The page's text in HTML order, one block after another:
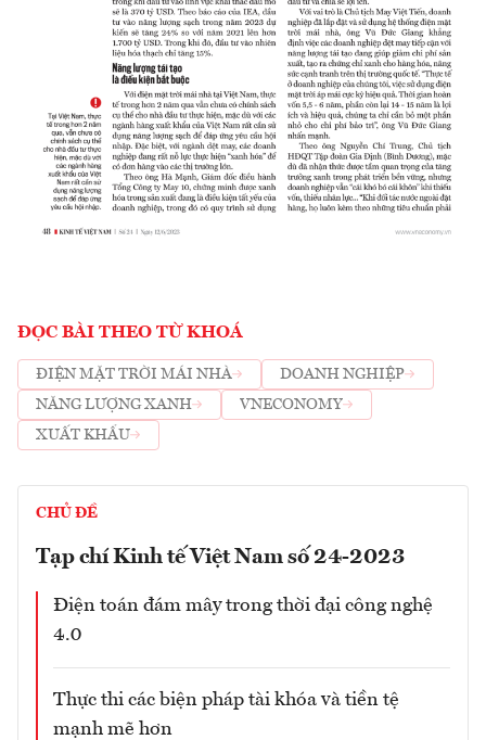
ĐỌC BÀI THEO TỪ KHOÁ
ĐIỆN MẶT TRỜI MÁI NHÀ
DOANH NGHIỆP
NĂNG LƯỢNG XANH
VNECONOMY
XUẤT KHẨU
CHỦ ĐỀ
Tạp chí Kinh tế Việt Nam số 24-2023
Điện toán đám mây trong thời đại công nghệ
4.0
Thực thi các biện pháp tài khóa và tiền tệ
mạnh mẽ hơn